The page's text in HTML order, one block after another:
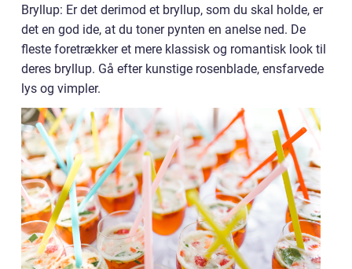
Bryllup: Er det derimod et bryllup, som du skal holde, er
det en god ide, at du toner pynten en anelse ned. De
fleste foretrækker et mere klassisk og romantisk look til
deres bryllup. Gå efter kunstige rosenblade, ensfarvede
lys og vimpler.